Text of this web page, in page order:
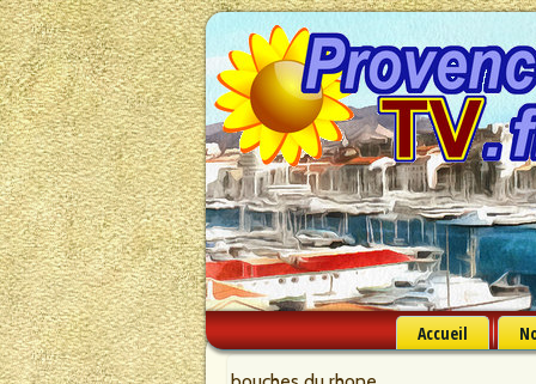
Accueil